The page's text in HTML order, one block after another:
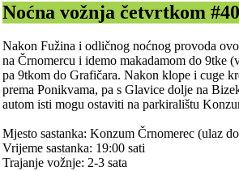
Noćna vožnja četvrtkom #40
Nakon Fužina i odličnog noćnog provoda
na Črnomercu i idemo makadamom do 9tke
pa 9tkom do Grafičara. Nakon klope i cuge
prema Ponikvama, pa s Glavice dolje na
autom isti mogu ostaviti na parkiralištu
Mjesto sastanka: Konzum Črnomerec (ulaz
Vrijeme sastanka: 19:00 sati
Trajanje vožnje: 2-3 sata